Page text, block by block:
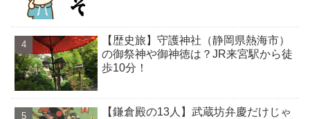
【歴史旅】守護神社（静岡県熱海市）
の御祭神や御神徳は？JR来宮駅から徒
歩10分！
【鎌倉殿の13人】武蔵坊弁慶だけじゃ